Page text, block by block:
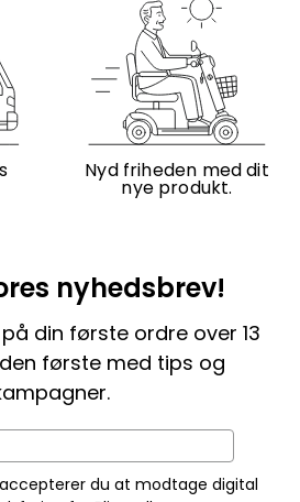
Nyd friheden med dit
nye produkt.
nyhedsbrev!
din første ordre over 13
første med tips og
du at modtage digital